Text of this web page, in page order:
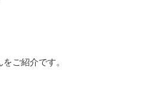
ご紹介です。